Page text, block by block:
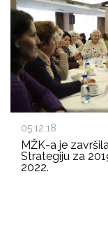
05.12.18
MŽK-a je
Strategiju za
2022.